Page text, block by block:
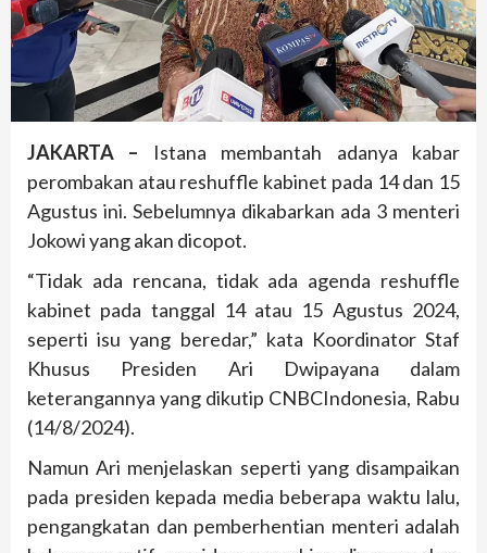
JAKARTA – Istana membantah adanya kabar
perombakan atau reshuffle kabinet pada 14 dan 15
Agustus ini. Sebelumnya dikabarkan ada 3 menteri
Jokowi yang akan dicopot.
“Tidak ada rencana, tidak ada agenda reshuffle
kabinet pada tanggal 14 atau 15 Agustus 2024,
seperti isu yang beredar,” kata Koordinator Staf
Khusus Presiden Ari Dwipayana dalam
keterangannya yang dikutip CNBCIndonesia, Rabu
(14/8/2024).
Namun Ari menjelaskan seperti yang disampaikan
pada presiden kepada media beberapa waktu lalu,
pengangkatan dan pemberhentian menteri adalah